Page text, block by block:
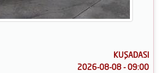
KUŞADASI
2026-08-08 - 09:00